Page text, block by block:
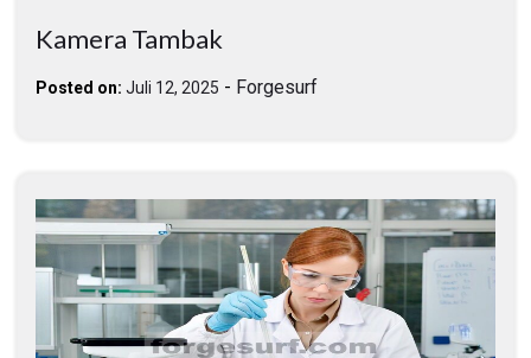
Kamera Tambak
Posted on: Juli 12, 2025 - Forgesurf